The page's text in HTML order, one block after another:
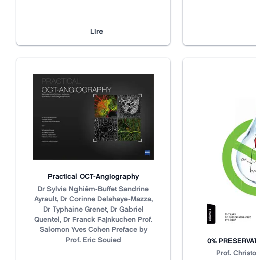
Lire
Practical OCT-Angiography
Title
Dr Sylvia Nghiêm-Buffet Sandrine
Ayrault, Dr Corinne Delahaye-Mazza,
Dr Typhaine Grenet, Dr Gabriel
Quentel, Dr Franck Fajnkuchen Prof.
Salomon Yves Cohen Preface by
Prof. Eric Souied
N/A
0%
Prof.